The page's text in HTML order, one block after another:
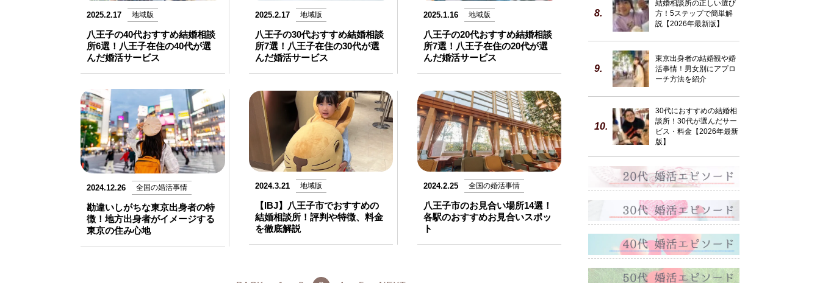
2025.2.17 地域版
八王子の40代おすすめ結婚相談
所6選！八王子在住の40代が選
んだ婚活サービス
2025.2.17 地域版
八王子の30代おすすめ結婚相談
所7選！八王子在住の30代が選
んだ婚活サービス
2025.1.16 地域版
八王子の20代おすすめ結婚相談
所7選！八王子在住の20代が選
んだ婚活サービス
2024.12.26 全国の婚活事情
勘違いしがちな東京出身者の特
徴！地方出身者がイメージする
東京の住み心地
2024.3.21 地域版
【IBJ】八王子市でおすすめの
結婚相談所！評判や特徴、料金
を徹底解説
2024.2.25 全国の婚活事情
八王子市のお見合い場所14選！
各駅のおすすめお見合いスポッ
ト
結婚相談所の正しい選び
方！5ステップで簡単解
説【2026年最新版】
東京出身者の結婚観や婚
活事情！男女別にアプロ
ーチ方法を紹介
30代におすすめの結婚相
談所！30代が選んだサー
ビス・料金【2026年最新
版】